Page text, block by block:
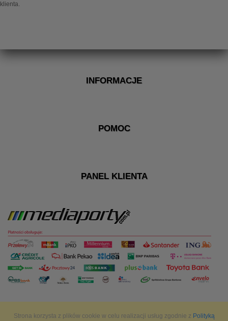
klienta.
INFORMACJE
POMOC
PANEL KLIENTA
Strona korzysta z plików cookie w celu realizacji usług zgodnie z Polityką